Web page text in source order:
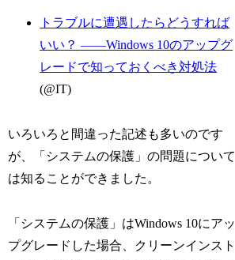
トラブルに遭遇したらどうすれば
いい？ ――Windows 10のアップグ
レードで知っておくべき対処法
(@IT)
いろいろと間違った記述も多いのです
が、「システムの保護」の問題について
は知ることができました。
「システムの保護」はWindows 10にアッ
プグレードした場合、クリーンインスト